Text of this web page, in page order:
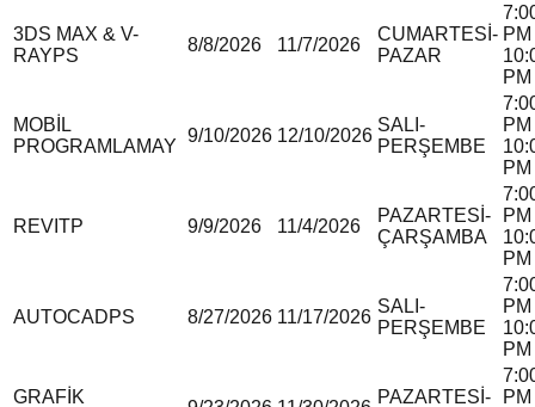
3DS MAX & V-
RAYPS
8/8/2026 11/7/2026
CUMARTESİ-
PAZAR
PM
PM
MOBİL
PROGRAMLAMAY
9/10/2026 12/10/2026
SALI-
PERŞEMBE
PM
PM
REVITP 9/9/2026 11/4/2026
PAZARTESİ-
ÇARŞAMBA
PM
PM
AUTOCADPS 8/27/2026 11/17/2026
SALI-
PERŞEMBE
PM
PM
GRAFİK
PAZARTESİ-
PM